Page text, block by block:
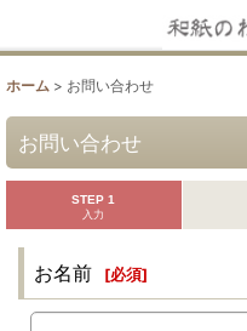
ホーム > お問い合わせ
お問い合わせ
STEP 1
入力
お名前 [必須]